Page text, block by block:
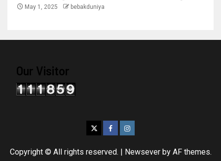
May 1, 2025 bebakduniya
Our Visitor
Copyright © All rights reserved. | Newseverby AF themes.